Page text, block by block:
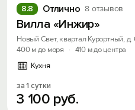
Отлично 8 отзывов
8.8
Вилла «Инжир»
Новый Свет, квартал Курортный, д.
400 м до моря
· 410 м до центра
Кухня
за 1 сутки
3 100 руб.